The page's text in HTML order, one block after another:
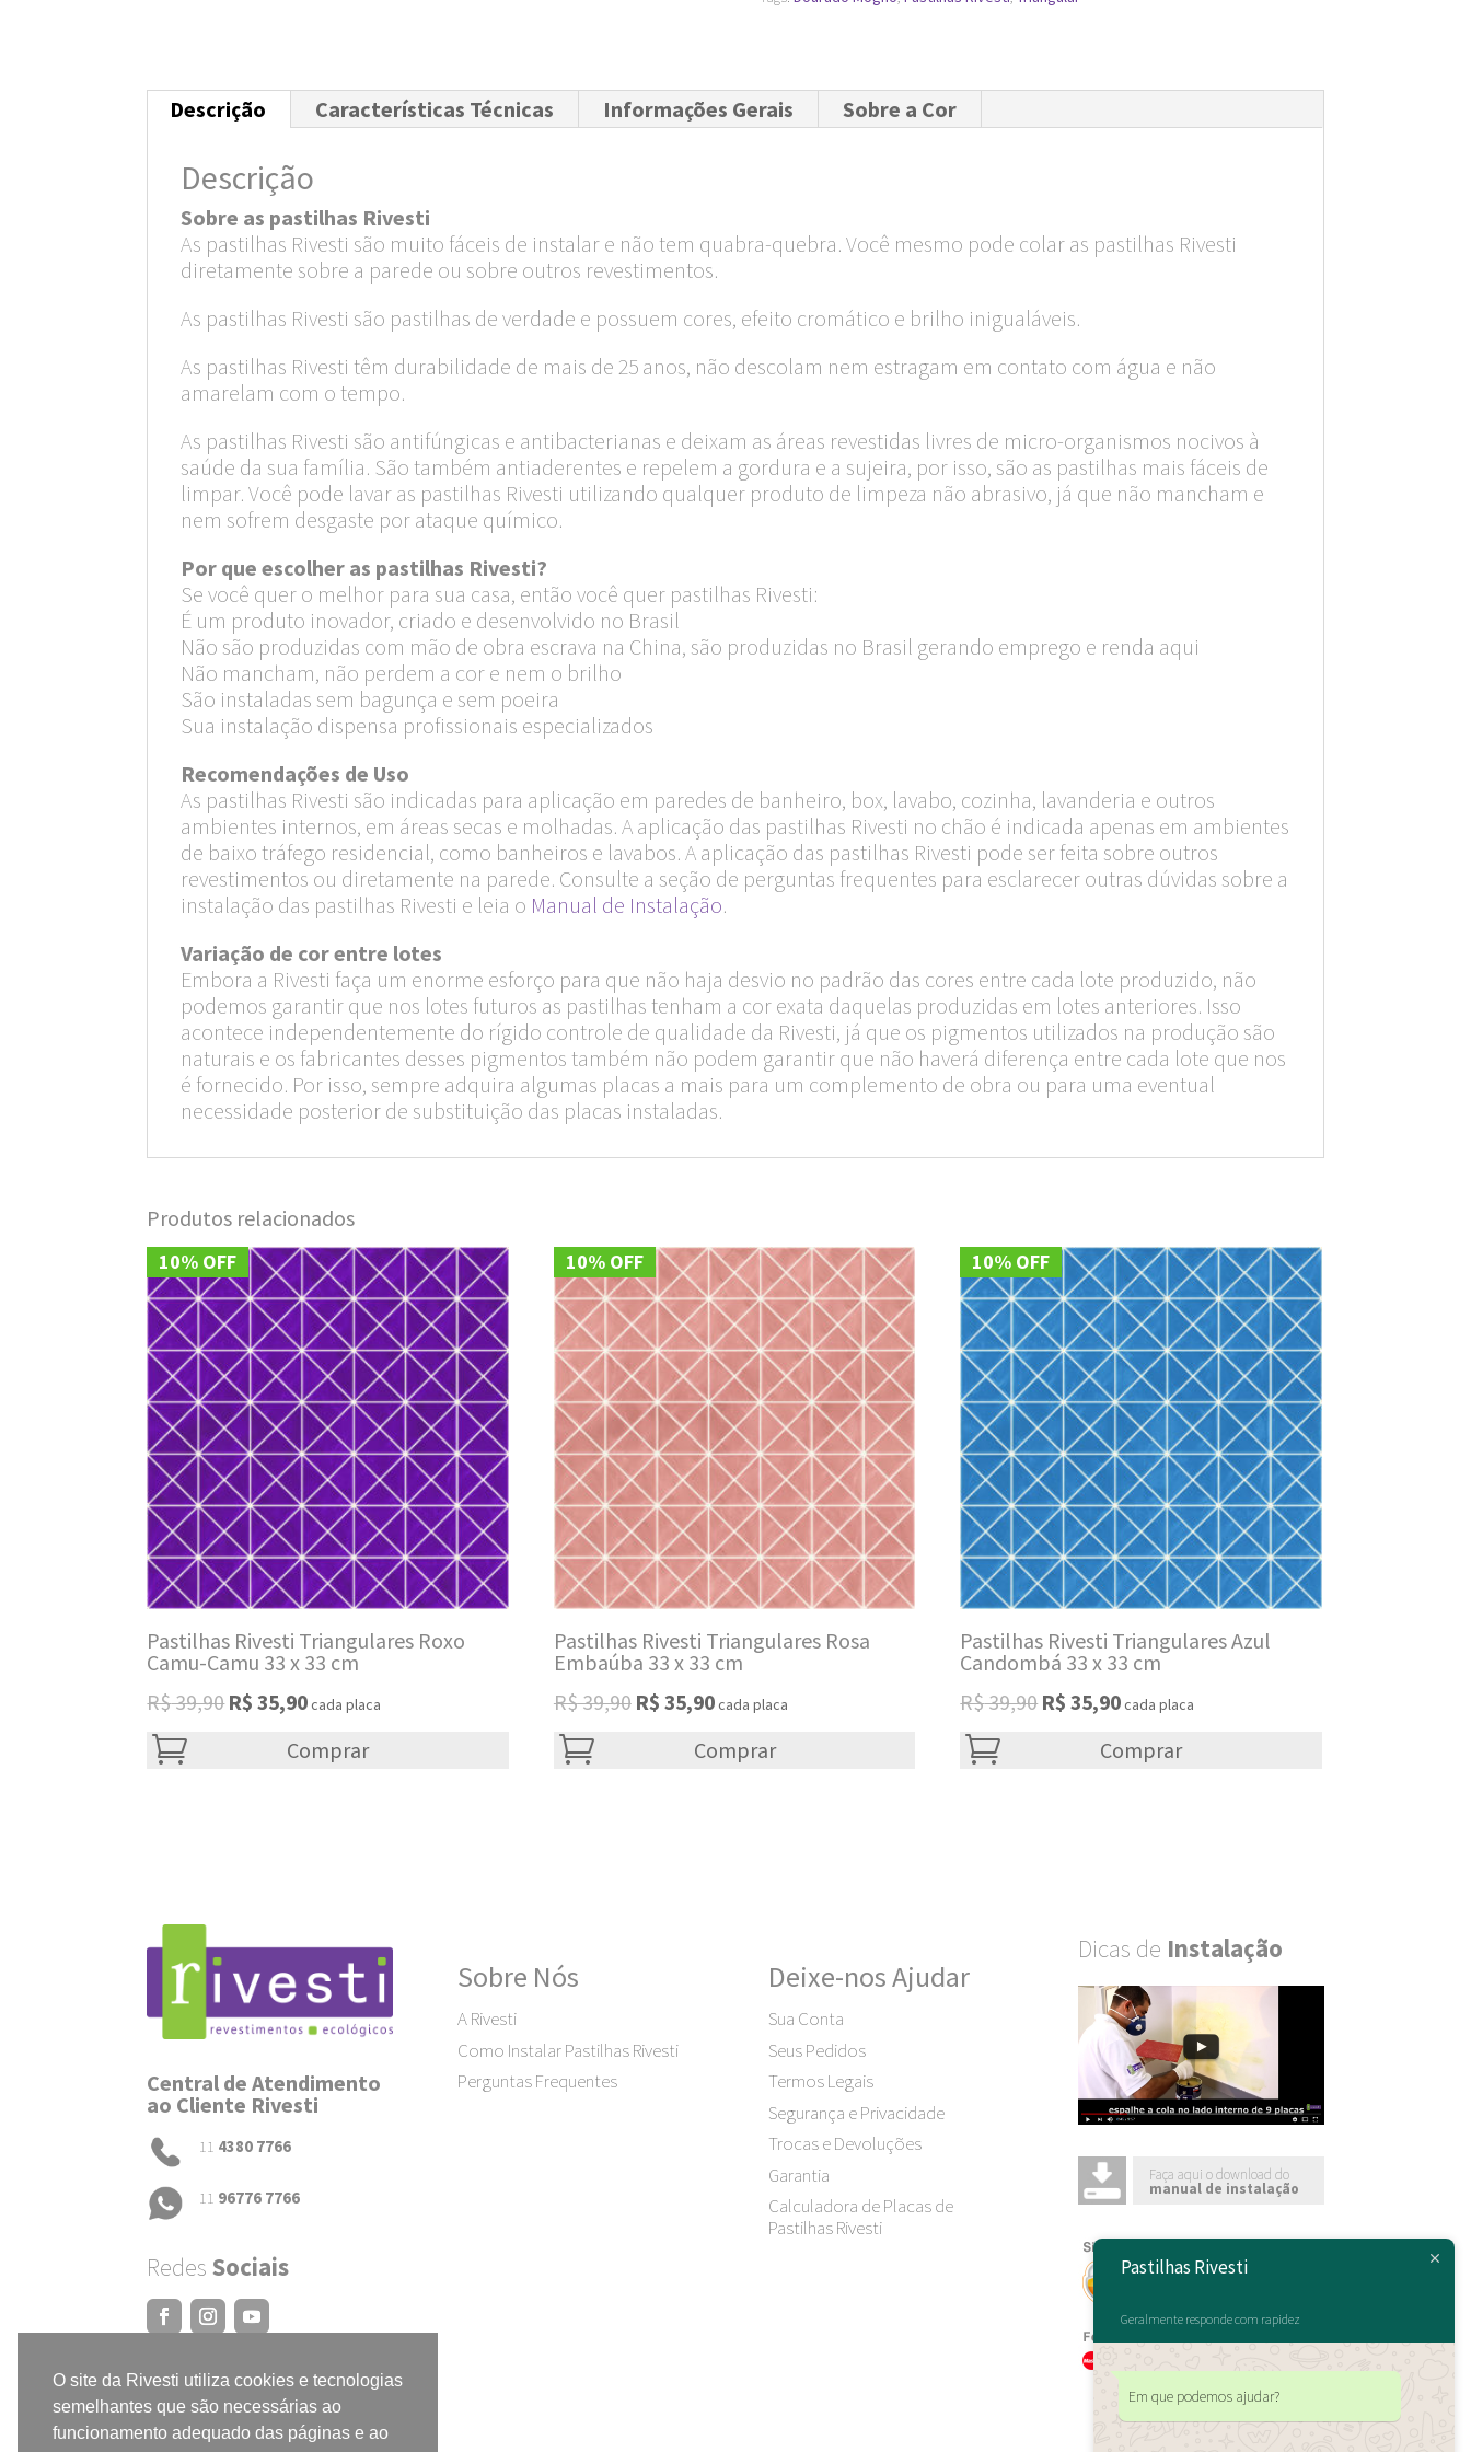
Descrição Características Técnicas Informações Gerais Sobre a Cor
Descrição
Sobre as pastilhas Rivesti
As pastilhas Rivesti são muito fáceis de instalar e não tem quabra-quebra. Você mesmo pode colar as pastilhas Rivesti
diretamente sobre a parede ou sobre outros revestimentos.
As pastilhas Rivesti são pastilhas de verdade e possuem cores, efeito cromático e brilho inigualáveis.
As pastilhas Rivesti têm durabilidade de mais de 25 anos, não descolam nem estragam em contato com água e não
amarelam com o tempo.
As pastilhas Rivesti são antifúngicas e antibacterianas e deixam as áreas revestidas livres de micro-organismos nocivos à
saúde da sua família. São também antiaderentes e repelem a gordura e a sujeira, por isso, são as pastilhas mais fáceis de
limpar. Você pode lavar as pastilhas Rivesti utilizando qualquer produto de limpeza não abrasivo, já que não mancham e
nem sofrem desgaste por ataque químico.
Por que escolher as pastilhas Rivesti?
Se você quer o melhor para sua casa, então você quer pastilhas Rivesti:
É um produto inovador, criado e desenvolvido no Brasil
Não são produzidas com mão de obra escrava na China, são produzidas no Brasil gerando emprego e renda aqui
Não mancham, não perdem a cor e nem o brilho
São instaladas sem bagunça e sem poeira
Sua instalação dispensa profissionais especializados
Recomendações de Uso
As pastilhas Rivesti são indicadas para aplicação em paredes de banheiro, box, lavabo, cozinha, lavanderia e outros
ambientes internos, em áreas secas e molhadas. A aplicação das pastilhas Rivesti no chão é indicada apenas em ambientes
de baixo tráfego residencial, como banheiros e lavabos. A aplicação das pastilhas Rivesti pode ser feita sobre outros
revestimentos ou diretamente na parede. Consulte a seção de perguntas frequentes para esclarecer outras dúvidas sobre a
instalação das pastilhas Rivesti e leia o Manual de Instalação.
Variação de cor entre lotes
Embora a Rivesti faça um enorme esforço para que não haja desvio no padrão das cores entre cada lote produzido, não
podemos garantir que nos lotes futuros as pastilhas tenham a cor exata daquelas produzidas em lotes anteriores. Isso
acontece independentemente do rígido controle de qualidade da Rivesti, já que os pigmentos utilizados na produção são
naturais e os fabricantes desses pigmentos também não podem garantir que não haverá diferença entre cada lote que nos
é fornecido. Por isso, sempre adquira algumas placas a mais para um complemento de obra ou para uma eventual
necessidade posterior de substituição das placas instaladas.
Produtos relacionados
10% OFF
Pastilhas Rivesti Triangulares Roxo
Camu-Camu 33 x 33 cm
R$39,90 Original
R$ 35,90Current
is:
cada placa
Comprar
10% OFF
Pastilhas Rivesti Triangulares Rosa
Embaúba 33 x 33 cm
R$39,90 Original
R$ 35,90Current
is:
cada placa
Comprar
10% OFF
Pastilhas Rivesti Triangulares Azul
Candombá 33 x 33 cm
R$39,90 Original
R$ 35,90Current
is:
cada placa
Comprar
Central de Atendimento
ao Cliente Rivesti
11 4380 7766
11 96776 7766
RedesSociais
Sobre Nós
A Rivesti
Como Instalar Pastilhas Rivesti
Perguntas Frequentes
Deixe-nos Ajudar
Sua Conta
Seus Pedidos
Termos Legais
Segurança e Privacidade
Trocas e Devoluções
Garantia
Calculadora de Placas de
Pastilhas Rivesti
Dicas de Instalação
Faça aqui o download do
manual de instalação
Pastilhas Rivesti
Geralmente responde com rapidez
Em que podemos ajudar?
O site da Rivesti utiliza cookies e tecnologias
semelhantes que são necessárias ao
funcionamento adequado das páginas e ao